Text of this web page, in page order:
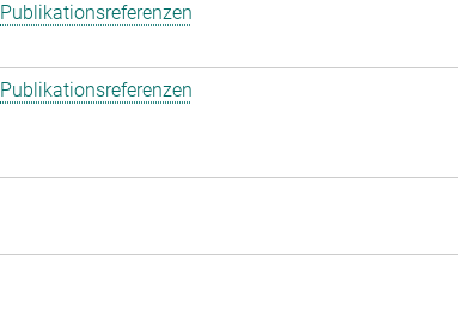
Publikationsreferenzen
Publikationsreferenzen